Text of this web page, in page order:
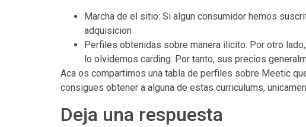
Marcha de el sitio: Si algun consumidor hemos
adquisicion
Perfiles obtenidas sobre manera ilicito: Por otro
lo olvidemos carding. Por tanto, sus precios
Aca os compartimos una tabla de perfiles sobre Meetic
consigues obtener a alguna de estas curriculums,
Deja una respuesta